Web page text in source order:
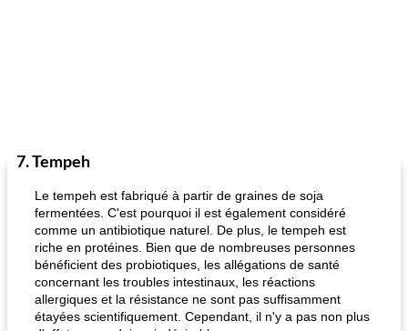
7. Tempeh
Le tempeh est fabriqué à partir de graines de soja
fermentées. C'est pourquoi il est également considéré
comme un antibiotique naturel. De plus, le tempeh est
riche en protéines. Bien que de nombreuses personnes
bénéficient des probiotiques, les allégations de santé
concernant les troubles intestinaux, les réactions
allergiques et la résistance ne sont pas suffisamment
étayées scientifiquement. Cependant, il n'y a pas non plus